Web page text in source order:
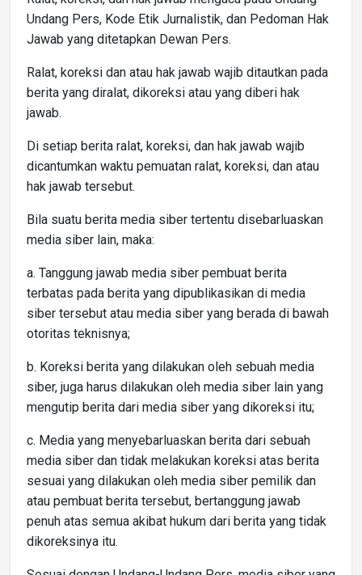
Undang Pers, Kode Etik Jurnalistik, dan Pedoman Hak
Jawab yang ditetapkan Dewan Pers.
Ralat, koreksi dan atau hak jawab wajib ditautkan pada
berita yang diralat, dikoreksi atau yang diberi hak
jawab.
Di setiap berita ralat, koreksi, dan hak jawab wajib
dicantumkan waktu pemuatan ralat, koreksi, dan atau
hak jawab tersebut.
Bila suatu berita media siber tertentu disebarluaskan
media siber lain, maka:
a. Tanggung jawab media siber pembuat berita
terbatas pada berita yang dipublikasikan di media
siber tersebut atau media siber yang berada di bawah
otoritas teknisnya;
b. Koreksi berita yang dilakukan oleh sebuah media
siber, juga harus dilakukan oleh media siber lain yang
mengutip berita dari media siber yang dikoreksi itu;
c. Media yang menyebarluaskan berita dari sebuah
media siber dan tidak melakukan koreksi atas berita
sesuai yang dilakukan oleh media siber pemilik dan
atau pembuat berita tersebut, bertanggung jawab
penuh atas semua akibat hukum dari berita yang tidak
dikoreksinya itu.